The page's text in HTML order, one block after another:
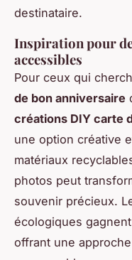
destinataire.
Inspiration pour
accessibles
Pour ceux qui
de bon anniversaire
créations DIY carte
une option créative
matériaux
photos peut
souvenir précieux.
écologiques
offrant une